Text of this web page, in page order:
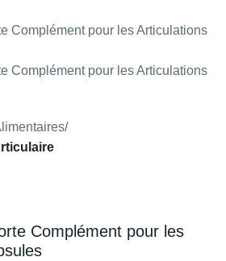
Complément pour les